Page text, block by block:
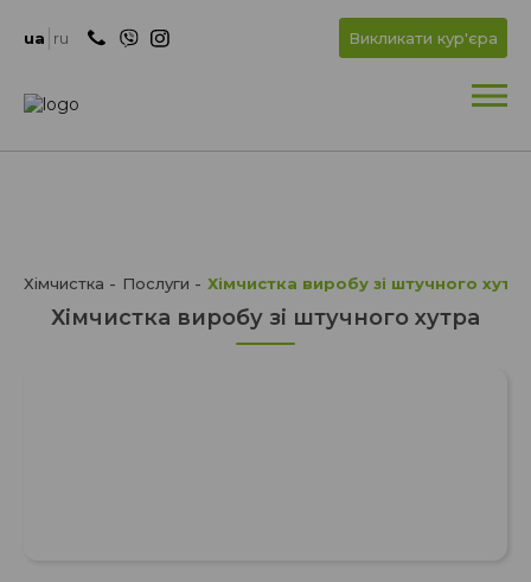
OKua ru Викликати кур'єра
Хімчистка Послуги Хімчистка виробу зі штучного
Хімчистка виробу зі штучного хутра